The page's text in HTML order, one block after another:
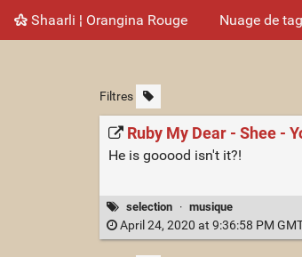
Shaarli ¦ Orangina Rouge Nuage de
Filtres
Ruby My Dear - Shee -
He is gooood isn't it?!
selection · musique
April 24, 2020 at 9:36:58 PM